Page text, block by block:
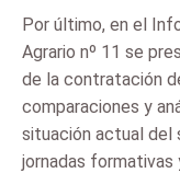
Por último, en el
Agrario nº 11 se
de la contratación
comparaciones y
situación actual del
jornadas formativas